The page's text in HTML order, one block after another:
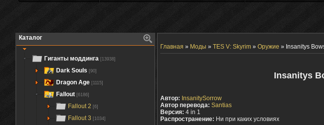
Каталог
Гиганты моддинга [13938]
Dark Souls [90]
Dragon Age [1115]
Fallout [6186]
Fallout 2 [6]
Fallout 3 [1034]
Главная » Моды » TES V: Skyrim » Оружие » Insanitys
Insanitys
Автор: InsanitySorrow
Автор перевода: Santias
Версия: 4 in 1
Распространение: Ни при каких условиях